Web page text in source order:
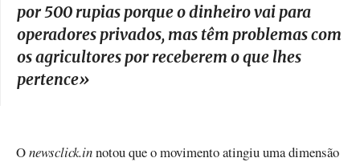
por 500 rupias porque o dinheiro vai para
operadores privados, mas têm problemas com
os agricultores por receberem o que lhes
pertence»
Onewsclick.innotou que o movimento atingiu uma dimensão